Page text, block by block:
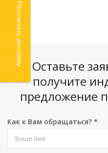
Оставьте
получите
предложение
Как к Вам обращаться? *
Рассчитать доставку